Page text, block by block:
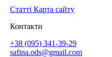
Статті Карта сайту
Контакти
+38 (095) 341-39-29
safina.ods@gmail.com